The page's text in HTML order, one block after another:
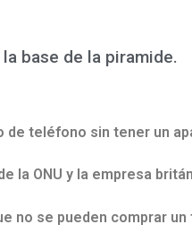
base de la piramide.
de teléfono sin tener un
la ONU y la empresa
no se pueden comprar